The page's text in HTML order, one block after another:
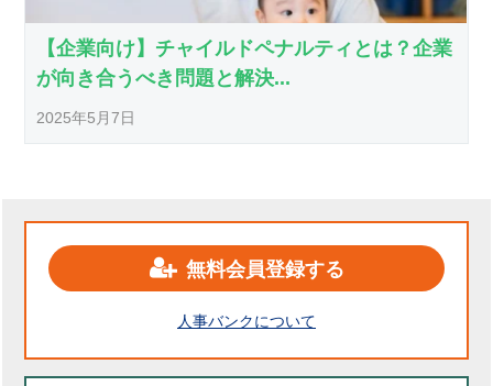
【企業向け】チャイルドペナルティとは？企業
が向き合うべき問題と解決...
2025年5月7日
無料会員登録する
人事バンクについて